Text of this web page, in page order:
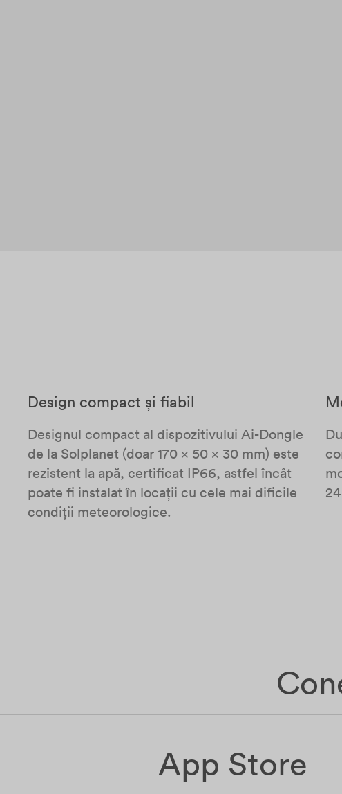
Design compact și fiabil
Designul compact al dispozitivului Ai-Dongle
de la Solplanet (doar 170 x 50 x 30 mm) este
rezistent la apă, certificat IP66, astfel încât
poate fi instalat în locații cu cele mai dificile
condiții meteorologice.
App Store